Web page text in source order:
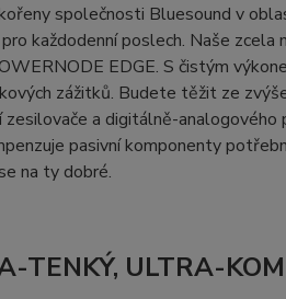
společnosti Bluesound v
každodenní poslech. Naše
EDGE. S čistým
zážitků. Budete těžit ze
zesilovače a digitálně-
pasivní komponenty
na ty dobré.
TENKÝ, ULTRA-